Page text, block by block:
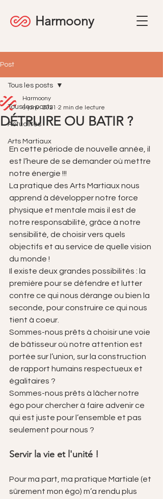
Harmoony
Post
Tous les posts
Actualités
Arts Martiaux
Tous les posts
DÉTRUIRE OU BATIR ?
Harmoony
6 janv. 2021 2 min de lecture
En cette période de nouvelle année, il
est l’heure de se demander où mettre
notre énergie !!!
La pratique des Arts Martiaux nous
apprend à développer notre force
physique et mentale mais il est de
notre responsabilité, grâce à notre
sensibilité, de choisir vers quels
objectifs et au service de quelle vision
du monde !
Il existe deux grandes possibilités : la
première pour se défendre et lutter
contre ce qui nous dérange ou bien la
seconde, pour construire ce qui nous
tient à coeur.
Sommes-nous prêts à choisir une voie
de bâtisseur où notre attention est
portée sur l’union, sur la construction
de rapport humains respectueux et
égalitaires ?
Sommes-nous prêts à lâcher notre
égo pour chercher à faire advenir ce
qui est juste pour l’ensemble et pas
seulement pour nous ?
Servir la vie et l'unité !
Pour ma part, ma pratique Martiale (et
sûrement mon égo) m’a rendu plus